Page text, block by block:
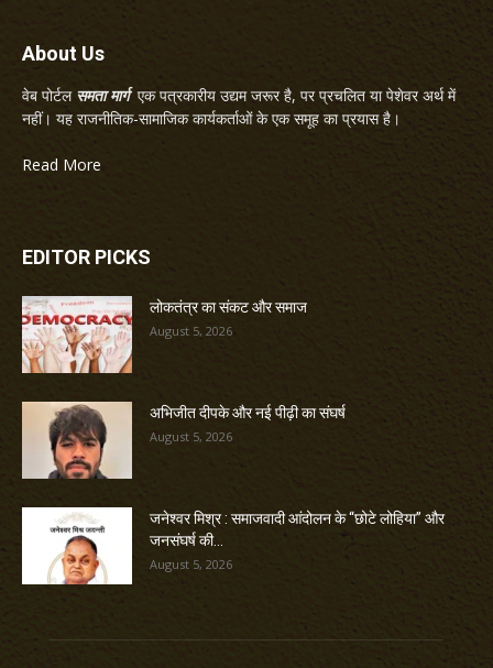
About Us
वेब पोर्टल समता मार्गएक पत्रकारीय उद्यम जरूर है, पर प्रचलित या पेशेवर अर्थ में
नहीं। यह राजनीतिक-सामाजिक कार्यकर्ताओं के एक समूह का प्रयास है।
Read More
EDITOR PICKS
लोकतंत्र का संकट और समाज
August 5, 2026
अभिजीत दीपके और नई पीढ़ी का संघर्ष
August 5, 2026
जनेश्वर मिश्र : समाजवादी आंदोलन के “छोटे लोहिया” और
जनसंघर्ष की...
August 5, 2026